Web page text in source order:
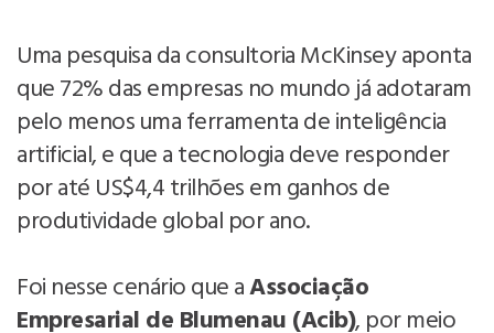
Uma pesquisa da consultoria McKinsey aponta
que 72% das empresas no mundo já adotaram
pelo menos uma ferramenta de inteligência
artificial, e que a tecnologia deve responder
por até US$4,4 trilhões em ganhos de
produtividade global por ano.
Foi nesse cenário que aAssociação
Empresarial de Blumenau (Acib), por meio